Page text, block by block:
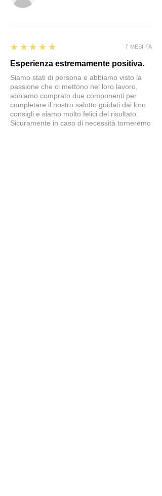
5
★★★★★
Esperienza estremamente positiva.
Siamo stati di persona e abbiamo visto la
passione che ci mettono nel loro lavoro,
abbiamo comprato due componenti per
completare il nostro salotto guidati dai loro
consigli e siamo molto felici del risultato.
Sicuramente in caso di necessità torneremo
7 MESI FA